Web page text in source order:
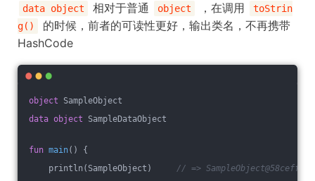
data object 相对于普通 object ，在调用
toStrin
g()
的时候，前者的可读性更好，输出类名，不再携带
HashCode
object SampleObject
data object SampleDataObject
fun main()
{
println(SampleObject) // => SampleObject@58ceff1